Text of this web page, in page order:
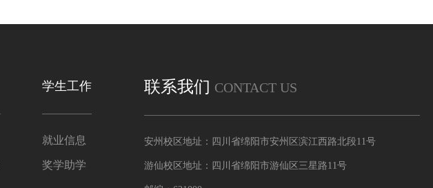
学生工作
就业信息
奖学助学
联系我们 CONTACT US
安州校区地址：四川省绵阳市安州区滨江西路北段11号
游仙校区地址：四川省绵阳市游仙区三星路11号